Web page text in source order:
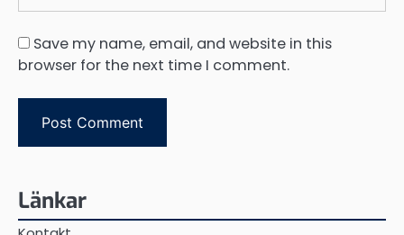
Save my name, email, and website in this
browser for the next time I comment.
Länkar